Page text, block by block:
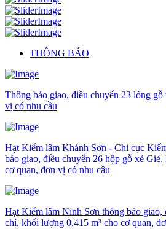
THÔNG BÁO
Thông báo giao, điều chuyển 23 lóng
vị có nhu cầu
Hạt Kiểm lâm Khánh Sơn - Chi cục
báo giao, điều chuyển 26 hộp gỗ xẻ
cơ quan, đơn vị có nhu cầu
Hạt Kiểm lâm Ninh Sơn thông báo giao,
chí, khối lượng 0,415 m³ cho cơ quan,